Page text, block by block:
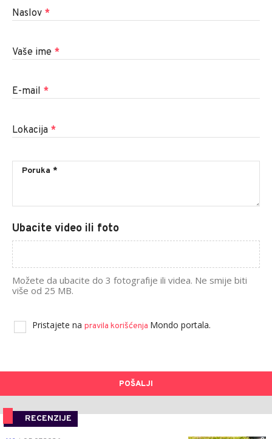
Naslov *
Vaše ime *
E-mail *
Lokacija *
Ubacite video ili foto
Možete da ubacite do 3 fotografije ili videa. Ne smije biti
više od 25 MB.
Pristajete na pravila korišćenja Mondo portala.
POŠALJI
RECENZIJE